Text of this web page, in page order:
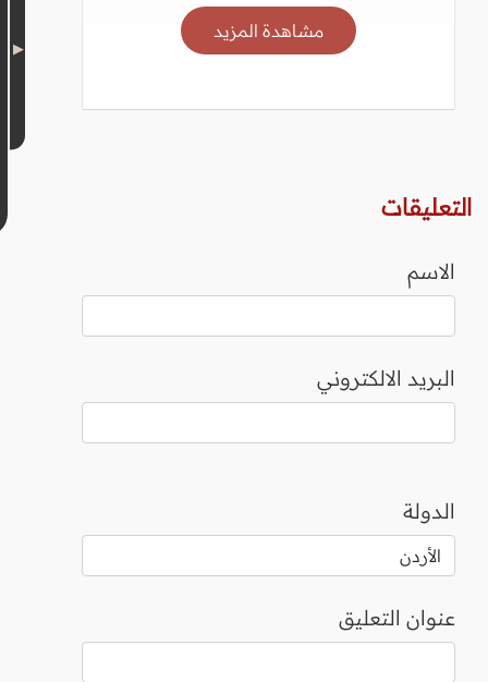
مشاهدة المزيد
التعليقات
الاسم
البريد الالكتروني
الدولة
عنوان التعليق